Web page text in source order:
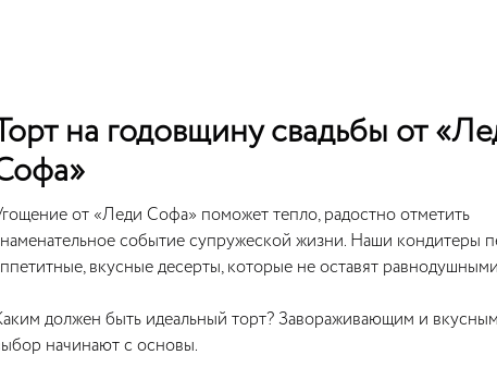
на годовщину свадьбы от
от «Леди Софа» поможет тепло, радостно отметить
событие супружеской жизни. Наши кондитеры
вкусные десерты, которые не оставят
должен быть идеальный торт? Завораживающим и
начинают с основы.